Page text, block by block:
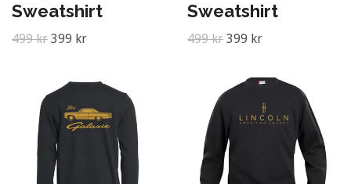
Sweatshirt
499 kr 399 kr
Sweatshirt
499 kr 399 kr